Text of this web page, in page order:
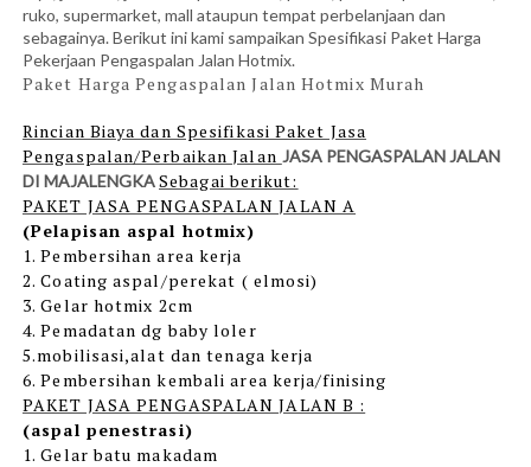
ruko, supermarket, mall ataupun tempat perbelanjaan dan
sebagainya. Berikut ini kami sampaikan Spesifikasi Paket Harga
Pekerjaan Pengaspalan Jalan Hotmix.
Paket Harga Pengaspalan Jalan Hotmix Murah
Rincian Biaya dan Spesifikasi Paket Jasa
Pengaspalan/Perbaikan Jalan JASA PENGASPALAN JALAN
DI MAJALENGKASebagai berikut:
PAKET JASA PENGASPALAN JALAN A
(Pelapisan aspal hotmix)
1. Pembersihan area kerja
2. Coating aspal/perekat ( elmosi)
3. Gelar hotmix 2cm
4. Pemadatan dg baby loler
5.mobilisasi,alat dan tenaga kerja
6. Pembersihan kembali area kerja/finising
PAKET JASA PENGASPALAN JALAN B :
(aspal penestrasi)
1. Gelar batu makadam